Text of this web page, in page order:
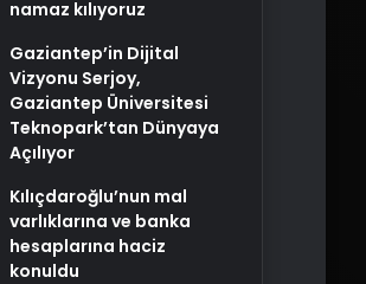
namaz kılıyoruz
Gaziantep’in Dijital
Vizyonu Serjoy,
Gaziantep Üniversitesi
Teknopark’tan Dünyaya
Açılıyor
Kılıçdaroğlu’nun mal
varlıklarına ve banka
hesaplarına haciz
konuldu